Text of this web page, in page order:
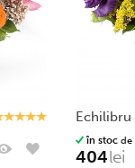
în stocde
404lei